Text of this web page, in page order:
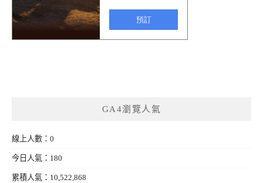
GA4瀏覽人氣
線上人數：0
今日人氣：180
累積人氣：10,522,868